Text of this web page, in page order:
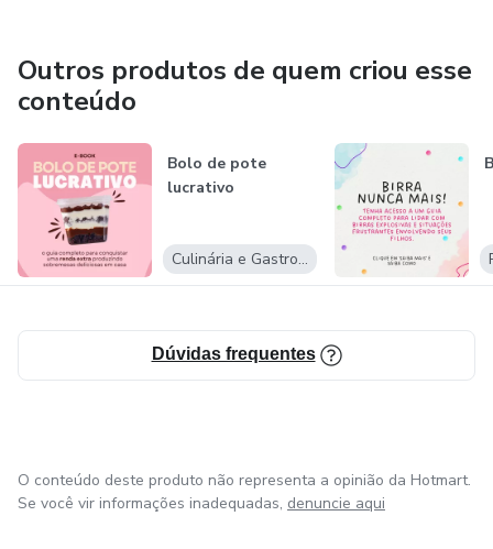
Outros produtos de quem criou esse
conteúdo
Bolo de pote
lucrativo
Culinária e Gastronomia
Dúvidas frequentes
O conteúdo deste produto não representa a opinião da Hotmart.
Se você vir informações inadequadas, denuncie aqui